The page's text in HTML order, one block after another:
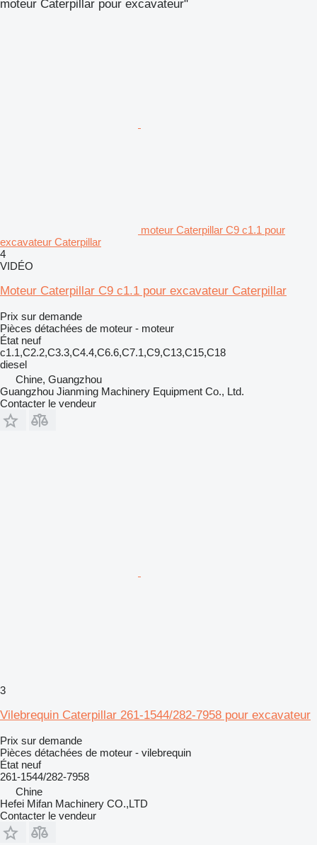
moteur Caterpillar pour excavateur"
moteur Caterpillar C9 c1.1 pour
excavateur Caterpillar
4
VIDÉO
Moteur Caterpillar C9 c1.1 pour excavateur Caterpillar
Prix sur demande
Pièces détachées de moteur - moteur
État neuf
c1.1,C2.2,C3.3,C4.4,C6.6,C7.1,C9,C13,C15,C18
diesel
Chine, Guangzhou
Guangzhou Jianming Machinery Equipment Co., Ltd.
Contacter le vendeur
3
Vilebrequin Caterpillar 261-1544/282-7958 pour excavateur
Prix sur demande
Pièces détachées de moteur - vilebrequin
État neuf
261-1544/282-7958
Chine
Hefei Mifan Machinery CO.,LTD
Contacter le vendeur